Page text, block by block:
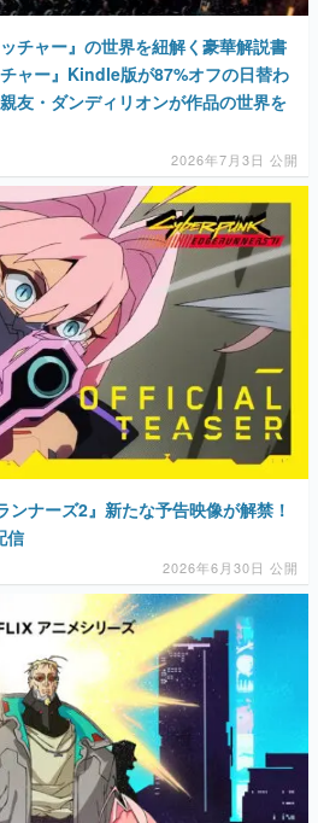
チャー』の世界を紐解く豪華解説書
ャー』Kindle版が87%オフの日替わ
友・ダンディリオンが作品の世界を
2026年7月3日 公開
ンナーズ2』新たな予告映像が解禁！
信
2026年6月30日 公開